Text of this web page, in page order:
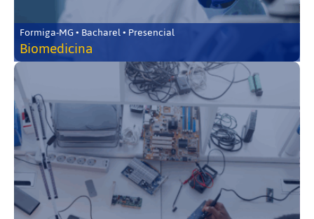
Formiga-MG • Bacharel • Presencial
Biomedicina